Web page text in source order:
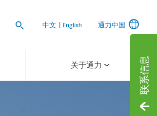
联系信息
Search
中文 English 通力中国
关于通力